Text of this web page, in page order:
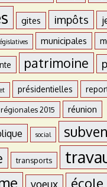
gites impôts
municipales
patrimoine
présidentielles
régionales 2015 réunion
social
transports
voeux école